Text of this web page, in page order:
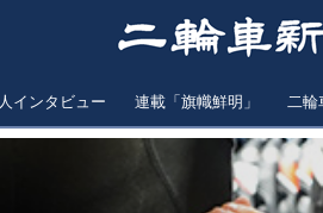
インタビュー 連載「旗幟鮮明」 二輪